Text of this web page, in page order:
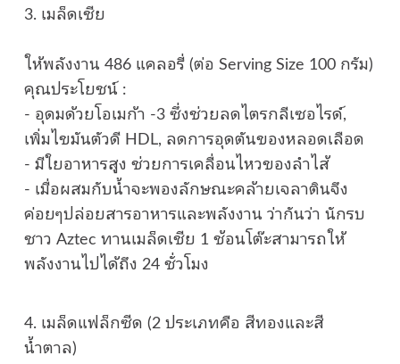
3. เมล็ดเชีย
ให้พลังงาน 486 แคลอรี่ (ต่อ Serving Size 100 กรัม)
คุณประโยชน์ :
- อุดมด้วยโอเมก้า -3 ซึ่งช่วยลดไตรกลีเซอไรด์,
เพิ่มไขมันตัวดี HDL, ลดการอุดตันของหลอดเลือด
- มีใยอาหารสูง ช่วยการเคลื่อนไหวของลำไส้
- เมื่อผสมกับน้ำจะพองลักษณะคล้ายเจลาตินจึง
ค่อยๆปล่อยสารอาหารและพลังงาน ว่ากันว่า นักรบ
ชาว Aztec ทานเมล็ดเชีย 1 ช้อนโต๊ะสามารถให้
พลังงานไปได้ถึง 24 ชั่วโมง
4. เมล็ดแฟล็กซีด (2 ประเภทคือ สีทองและสี
น้ำตาล)